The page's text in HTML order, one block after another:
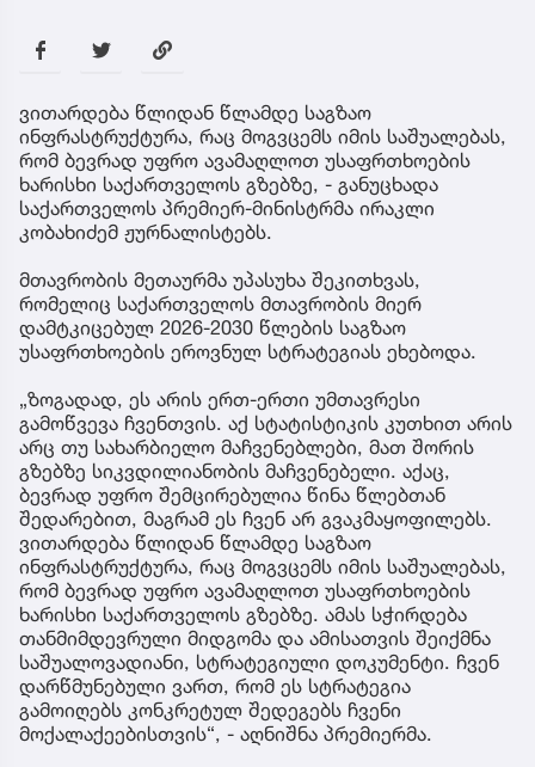
ვითარდება წლიდან წლამდე საგზაო
ინფრასტრუქტურა, რაც მოგვცემს იმის საშუალებას,
რომ ბევრად უფრო ავამაღლოთ უსაფრთხოების
ხარისხი საქართველოს გზებზე, - განუცხადა
საქართველოს პრემიერ-მინისტრმა ირაკლი
კობახიძემ ჟურნალისტებს.
მთავრობის მეთაურმა უპასუხა შეკითხვას,
რომელიც საქართველოს მთავრობის მიერ
დამტკიცებულ 2026-2030 წლების საგზაო
უსაფრთხოების ეროვნულ სტრატეგიას ეხებოდა.
„ზოგადად, ეს არის ერთ-ერთი უმთავრესი
გამოწვევა ჩვენთვის. აქ სტატისტიკის კუთხით არის
არც თუ სახარბიელო მაჩვენებლები, მათ შორის
გზებზე სიკვდილიანობის მაჩვენებელი. აქაც,
ბევრად უფრო შემცირებულია წინა წლებთან
შედარებით, მაგრამ ეს ჩვენ არ გვაკმაყოფილებს.
ვითარდება წლიდან წლამდე საგზაო
ინფრასტრუქტურა, რაც მოგვცემს იმის საშუალებას,
რომ ბევრად უფრო ავამაღლოთ უსაფრთხოების
ხარისხი საქართველოს გზებზე. ამას სჭირდება
თანმიმდევრული მიდგომა და ამისათვის შეიქმნა
საშუალოვადიანი, სტრატეგიული დოკუმენტი. ჩვენ
დარწმუნებული ვართ, რომ ეს სტრატეგია
გამოიღებს კონკრეტულ შედეგებს ჩვენი
მოქალაქეებისთვის“, - აღნიშნა პრემიერმა.